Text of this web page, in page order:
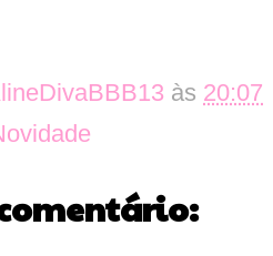
às 20:07